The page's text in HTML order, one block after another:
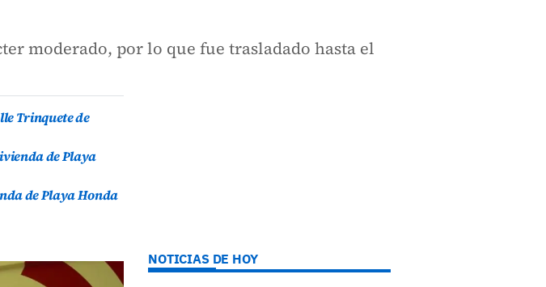
moderado, por lo que fue trasladado hasta el
Trinquete de
de Playa
de Playa Honda
NOTICIAS DE HOY